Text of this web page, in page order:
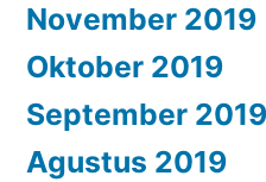
November 2019
Oktober 2019
September 2019
Agustus 2019